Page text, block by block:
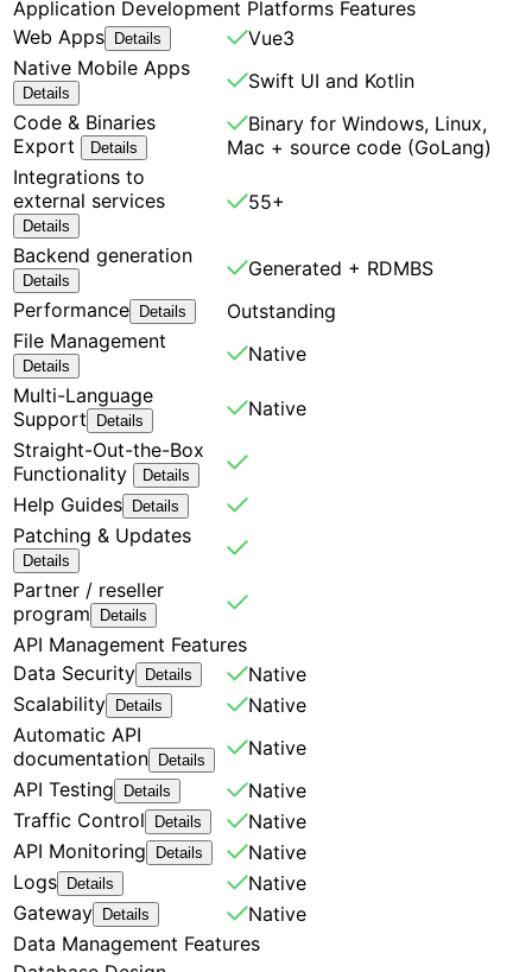
Application Development Platforms Features
Web Apps Details
Vue3
Native Mobile Apps
Details
Swift UI and Kotlin
Code & Binaries
Export
Details
Binary for Windows, Linux,
Mac + source code (GoLang)
Integrations to
external services
Details
55+
Backend generation
Details
Generated + RDMBS
Performance Details
Outstanding
File Management
Details
Native
Multi-Language
Support
Details
Native
Straight-Out-the-Box
Functionality
Details
Help Guides Details
Patching & Updates
Details
Partner / reseller
program
Details
API Management Features
Data Security Details
Native
Scalability Details
Native
Automatic API
documentation Details
Native
API Testing
Details
Native
Traffic Control
Details
Native
API Monitoring
Details
Native
Logs Details
Native
Gateway Details
Native
Data Management Features